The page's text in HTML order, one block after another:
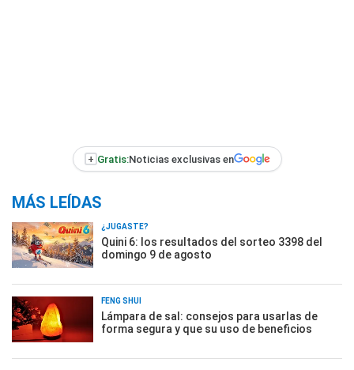
+ Gratis:Noticias exclusivas en
MÁS LEÍDAS
¿JUGASTE?
Quini 6: los resultados del sorteo 3398 del
domingo 9 de agosto
FENG SHUI
Lámpara de sal: consejos para usarlas de
forma segura y que su uso de beneficios